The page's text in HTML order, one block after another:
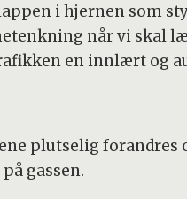
i hjernen som
når vi skal
en innlært og
plutselig forandres
gassen.